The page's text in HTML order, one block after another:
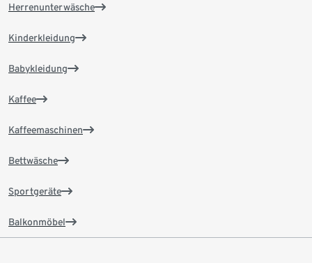
Herrenunterwäsche
Kinderkleidung
Babykleidung
Kaffee
Kaffeemaschinen
Bettwäsche
Sportgeräte
Balkonmöbel